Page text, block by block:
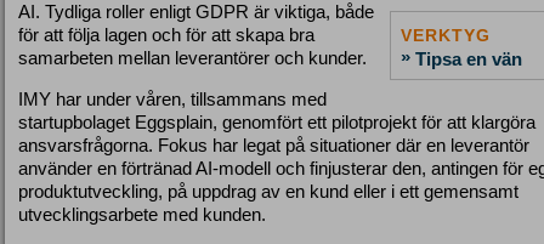
VERKTYG
» Tipsa en vän
AI. Tydliga roller enligt GDPR är viktiga, både
för att följa lagen och för att skapa bra
samarbeten mellan leverantörer och kunder.
IMY har under våren, tillsammans med
startupbolaget Eggsplain, genomfört ett pilotprojekt för att klargöra
ansvarsfrågorna. Fokus har legat på situationer där en leverantör
använder en förtränad AI-modell och finjusterar den, antingen för
produktutveckling, på uppdrag av en kund eller i ett gemensamt
utvecklingsarbete med kunden.